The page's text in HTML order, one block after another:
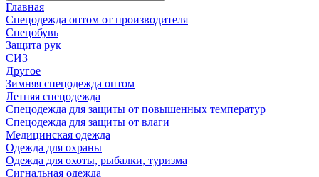
Главная
Спецодежда оптом от производителя
Спецобувь
Защита рук
СИЗ
Другое
Зимняя спецодежда оптом
Летняя спецодежда
Спецодежда для защиты от повышенных температур
Спецодежда для защиты от влаги
Медицинская одежда
Одежда для охраны
Одежда для охоты, рыбалки, туризма
Сигнальная одежда